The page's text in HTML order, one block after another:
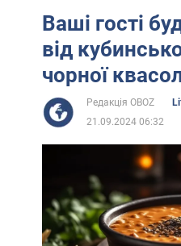
Ваші гості
від
чорної
Редакція OBOZ
21.09.2024 06:32